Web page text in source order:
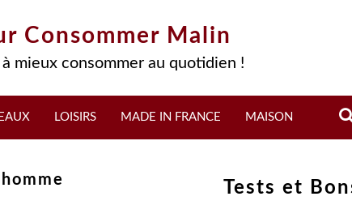
Consommer Malin
mieux consommer au quotidien !
LOISIRS MADE IN FRANCE MAISON
Tests et